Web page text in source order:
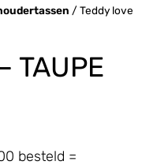
/ Teddy love
TAUPE
besteld =